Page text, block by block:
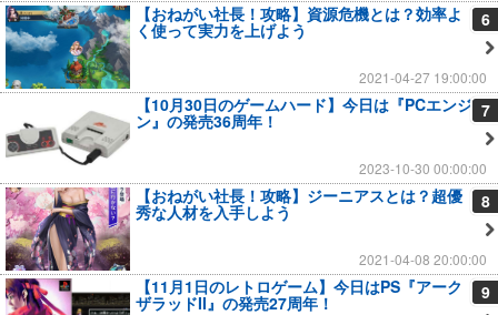
6
【おねがい社長！攻略】資源危機とは？効率よ
く使って実力を上げよう
2021-04-27 19:00:00
7
【10月30日のゲームハード】今日は『PCエンジ
ン』の発売36周年！
2023-10-30 00:00:00
8
【おねがい社長！攻略】ジーニアスとは？超優
秀な人材を入手しよう
2021-04-08 20:00:00
9
【11月1日のレトロゲーム】今日はPS『アーク
ザラッドII』の発売27周年！